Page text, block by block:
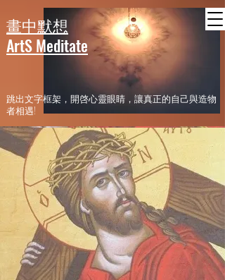
畫中默想
ArtS Meditate
​跳出文字框架，開啓心靈眼睛，讓真正的自己與造物
者相遇!